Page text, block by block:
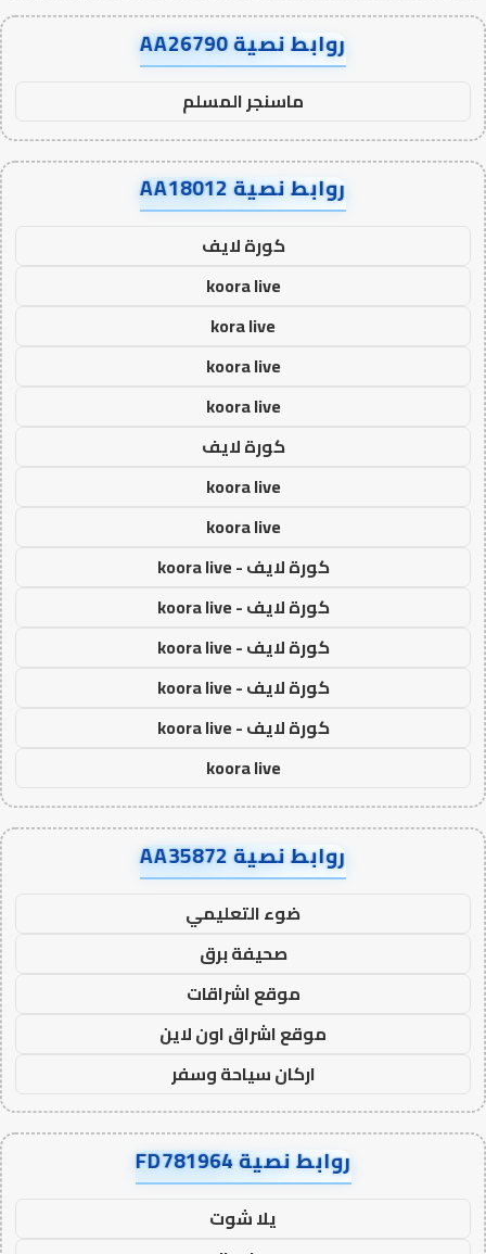
روابط نصية AA26790
ماسنجر المسلم
روابط نصية AA18012
كورة لايف
koora live
kora live
koora live
koora live
كورة لايف
koora live
koora live
كورة لايف - koora live
كورة لايف - koora live
كورة لايف - koora live
كورة لايف - koora live
كورة لايف - koora live
koora live
روابط نصية AA35872
ضوء التعليمي
صحيفة برق
موقع اشراقات
موقع اشراق اون لاين
اركان سياحة وسفر
روابط نصية FD781964
يلا شوت